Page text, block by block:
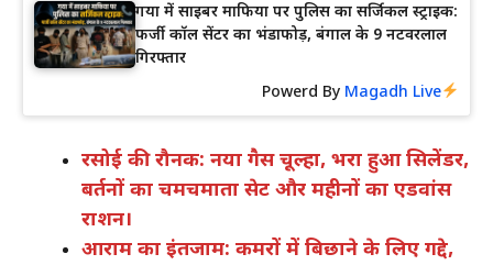
गया में साइबर माफिया पर पुलिस का सर्जिकल स्ट्राइक:
फर्जी कॉल सेंटर का भंडाफोड़, बंगाल के 9 नटवरलाल
गिरफ्तार
Powerd By Magadh Live
रसोई की रौनक: नया गैस चूल्हा, भरा हुआ सिलेंडर,
बर्तनों का चमचमाता सेट और महीनों का एडवांस
राशन।
आराम का इंतजाम: कमरों में बिछाने के लिए गद्दे,